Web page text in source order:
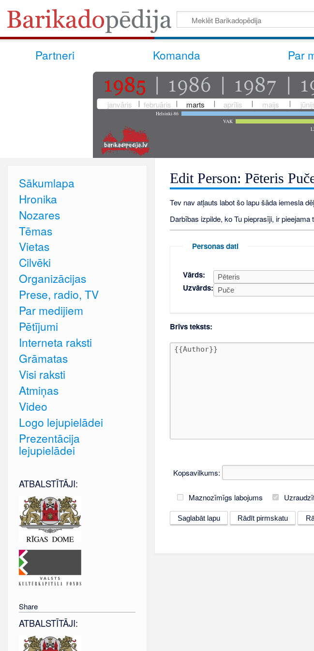
Partneri Komanda Par
janvāris februāris marts aprīlis maijs
Helsinki-86
VAK
Edit Person: Pēteris
Tev nav atļauts labot šo lapu šāda iemesla
Darbības izpilde, ko Tu pieprasīji, ir pieejama
Personas dati
Vārds:
Uzvārds:
Brīvs teksts:
Kopsavilkums:
Maznozīmīgs labojums
Sākumlapa
Hronika
Nozares
Tēmas
Vietas
Cilvēki
Organizācijas
Prese, radio, TV
Par medijiem
Pētījumi
Interneta raksti
Grāmatas
Visi raksti
Atmiņas
Video
Logo lejupielādei
Prezentācija
lejupielādei
ATBALSTĪTĀJI:
Share
ATBALSTĪTĀJI: